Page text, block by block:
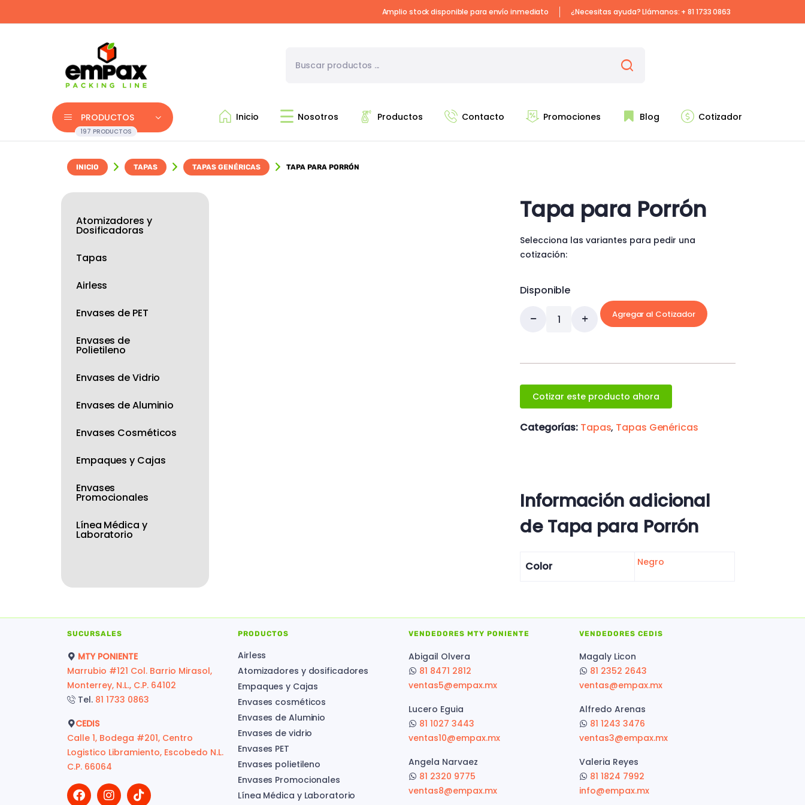
Amplio stock disponible para envío inmediato ¿Necesitas ayuda? Llámanos: + 81 1733 0863
PRODUCTOS
197 PRODUCTOS
Inicio Nosotros Productos Contacto Promociones Blog Cotizador
INICIO TAPAS TAPAS GENÉRICAS TAPA PARA PORRÓN
Atomizadores y
Dosificadoras
Tapas
Airless
Envases de PET
Envases de
Polietileno
Envases de Vidrio
Envases de Aluminio
Envases Cosméticos
Empaques y Cajas
Envases
Promocionales
Línea Médica y
Laboratorio
Tapa para Porrón
Selecciona las variantes para pedir una
cotización:
Disponible
Agregar al Cotizador
Cotizar este producto ahora
Categorías: Tapas, Tapas Genéricas
Información adicional
de Tapa para Porrón
Color Negro
SUCURSALES
MTY PONIENTE
Marrubio #121 Col. Barrio Mirasol,
Monterrey, N.L., C.P. 64102
Tel. 81 1733 0863
CEDIS
Calle 1, Bodega #201, Centro
Logistico Libramiento, Escobedo N.L.
C.P. 66064
PRODUCTOS
Airless
Atomizadores y dosificadores
Empaques y Cajas
Envases cosméticos
Envases de Aluminio
Envases de vidrio
Envases PET
Envases polietileno
Envases Promocionales
Línea Médica y Laboratorio
VENDEDORES MTY PONIENTE
Abigail Olvera
81 8471 2812
ventas5@empax.mx
Lucero Eguia
81 1027 3443
ventas10@empax.mx
Angela Narvaez
81 2320 9775
ventas8@empax.mx
VENDEDORES CEDIS
Magaly Licon
81 2352 2643
ventas@empax.mx
Alfredo Arenas
81 1243 3476
ventas3@empax.mx
Valeria Reyes
81 1824 7992
info@empax.mx